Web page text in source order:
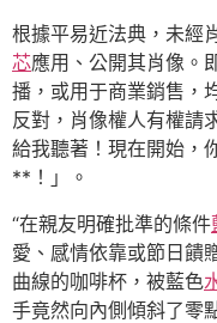
根據平易近法典，未經
芯應用、公開其肖像。
播，或用于商業銷售，
反對，肖像權人有權請
給我聽著！現在開始，
**！」。
“在親友明確批準的條件
愛、感情依靠或節日饋
曲線的咖啡杯，被藍色
手竟然向內側傾斜了零